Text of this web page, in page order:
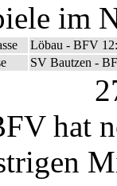
im
Löbau - BFV
SV Bautzen -
hat